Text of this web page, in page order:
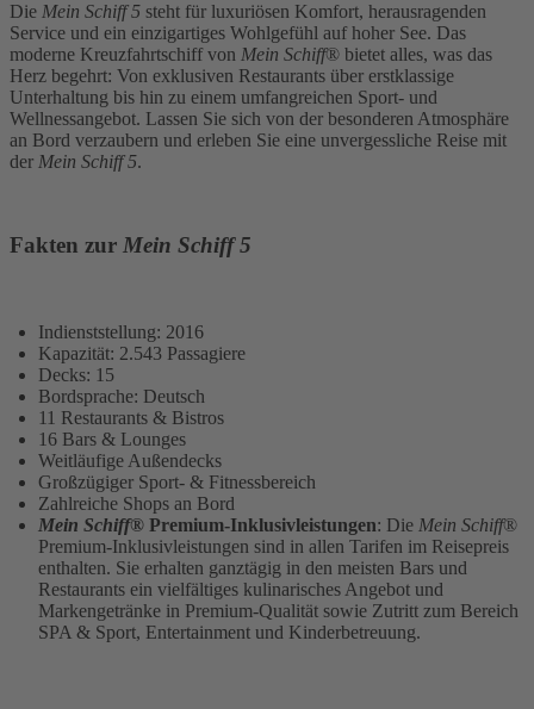
Die Mein Schiff 5 steht für luxuriösen Komfort, herausragenden
Service und ein einzigartiges Wohlgefühl auf hoher See. Das
moderne Kreuzfahrtschiff von Mein Schiff® bietet alles, was das
Herz begehrt: Von exklusiven Restaurants über erstklassige
Unterhaltung bis hin zu einem umfangreichen Sport- und
Wellnessangebot. Lassen Sie sich von der besonderen Atmosphäre
an Bord verzaubern und erleben Sie eine unvergessliche Reise mit
der Mein Schiff 5.
Fakten zur Mein Schiff 5
Indienststellung: 2016
Kapazität: 2.543 Passagiere
Decks: 15
Bordsprache: Deutsch
11 Restaurants & Bistros
16 Bars & Lounges
Weitläufige Außendecks
Großzügiger Sport- & Fitnessbereich
Zahlreiche Shops an Bord
Mein Schiff® Premium-Inklusivleistungen: Die Mein Schiff®
Premium-Inklusivleistungen sind in allen Tarifen im Reisepreis
enthalten. Sie erhalten ganztägig in den meisten Bars und
Restaurants ein vielfältiges kulinarisches Angebot und
Markengetränke in Premium-Qualität sowie Zutritt zum Bereich
SPA & Sport, Entertainment und Kinderbetreuung.